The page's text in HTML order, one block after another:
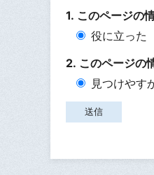
1. このページの
役に立った
2. このページの
見つけやす